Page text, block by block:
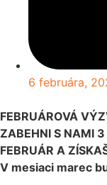
6 februára,
FEBRUÁROVÁ
ZABEHNI S NAMI
FEBRUÁR A
V mesiaci marec